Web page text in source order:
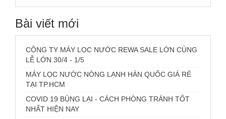
Bài viết mới
CÔNG TY MÁY LỌC NƯỚC REWA SALE LỚN CÙNG
LỄ LỚN 30/4 - 1/5
MÁY LỌC NƯỚC NÓNG LẠNH HÀN QUỐC GIÁ RẺ
TẠI TP.HCM
COVID 19 BÙNG LẠI - CÁCH PHÒNG TRÁNH TỐT
NHẤT HIỆN NAY